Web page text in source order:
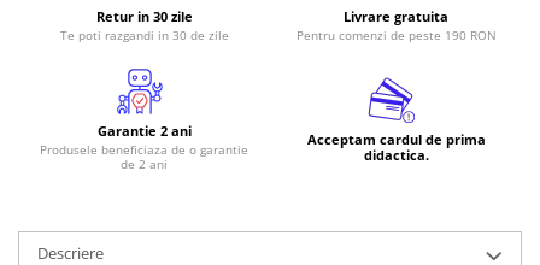
Retur in 30 zile
Te poti razgandi in 30 de zile
Livrare gratuita
Pentru comenzi de peste 190 RON
Garantie 2 ani
Produsele beneficiaza de o garantie
de 2 ani
Acceptam cardul de prima
didactica.
Descriere